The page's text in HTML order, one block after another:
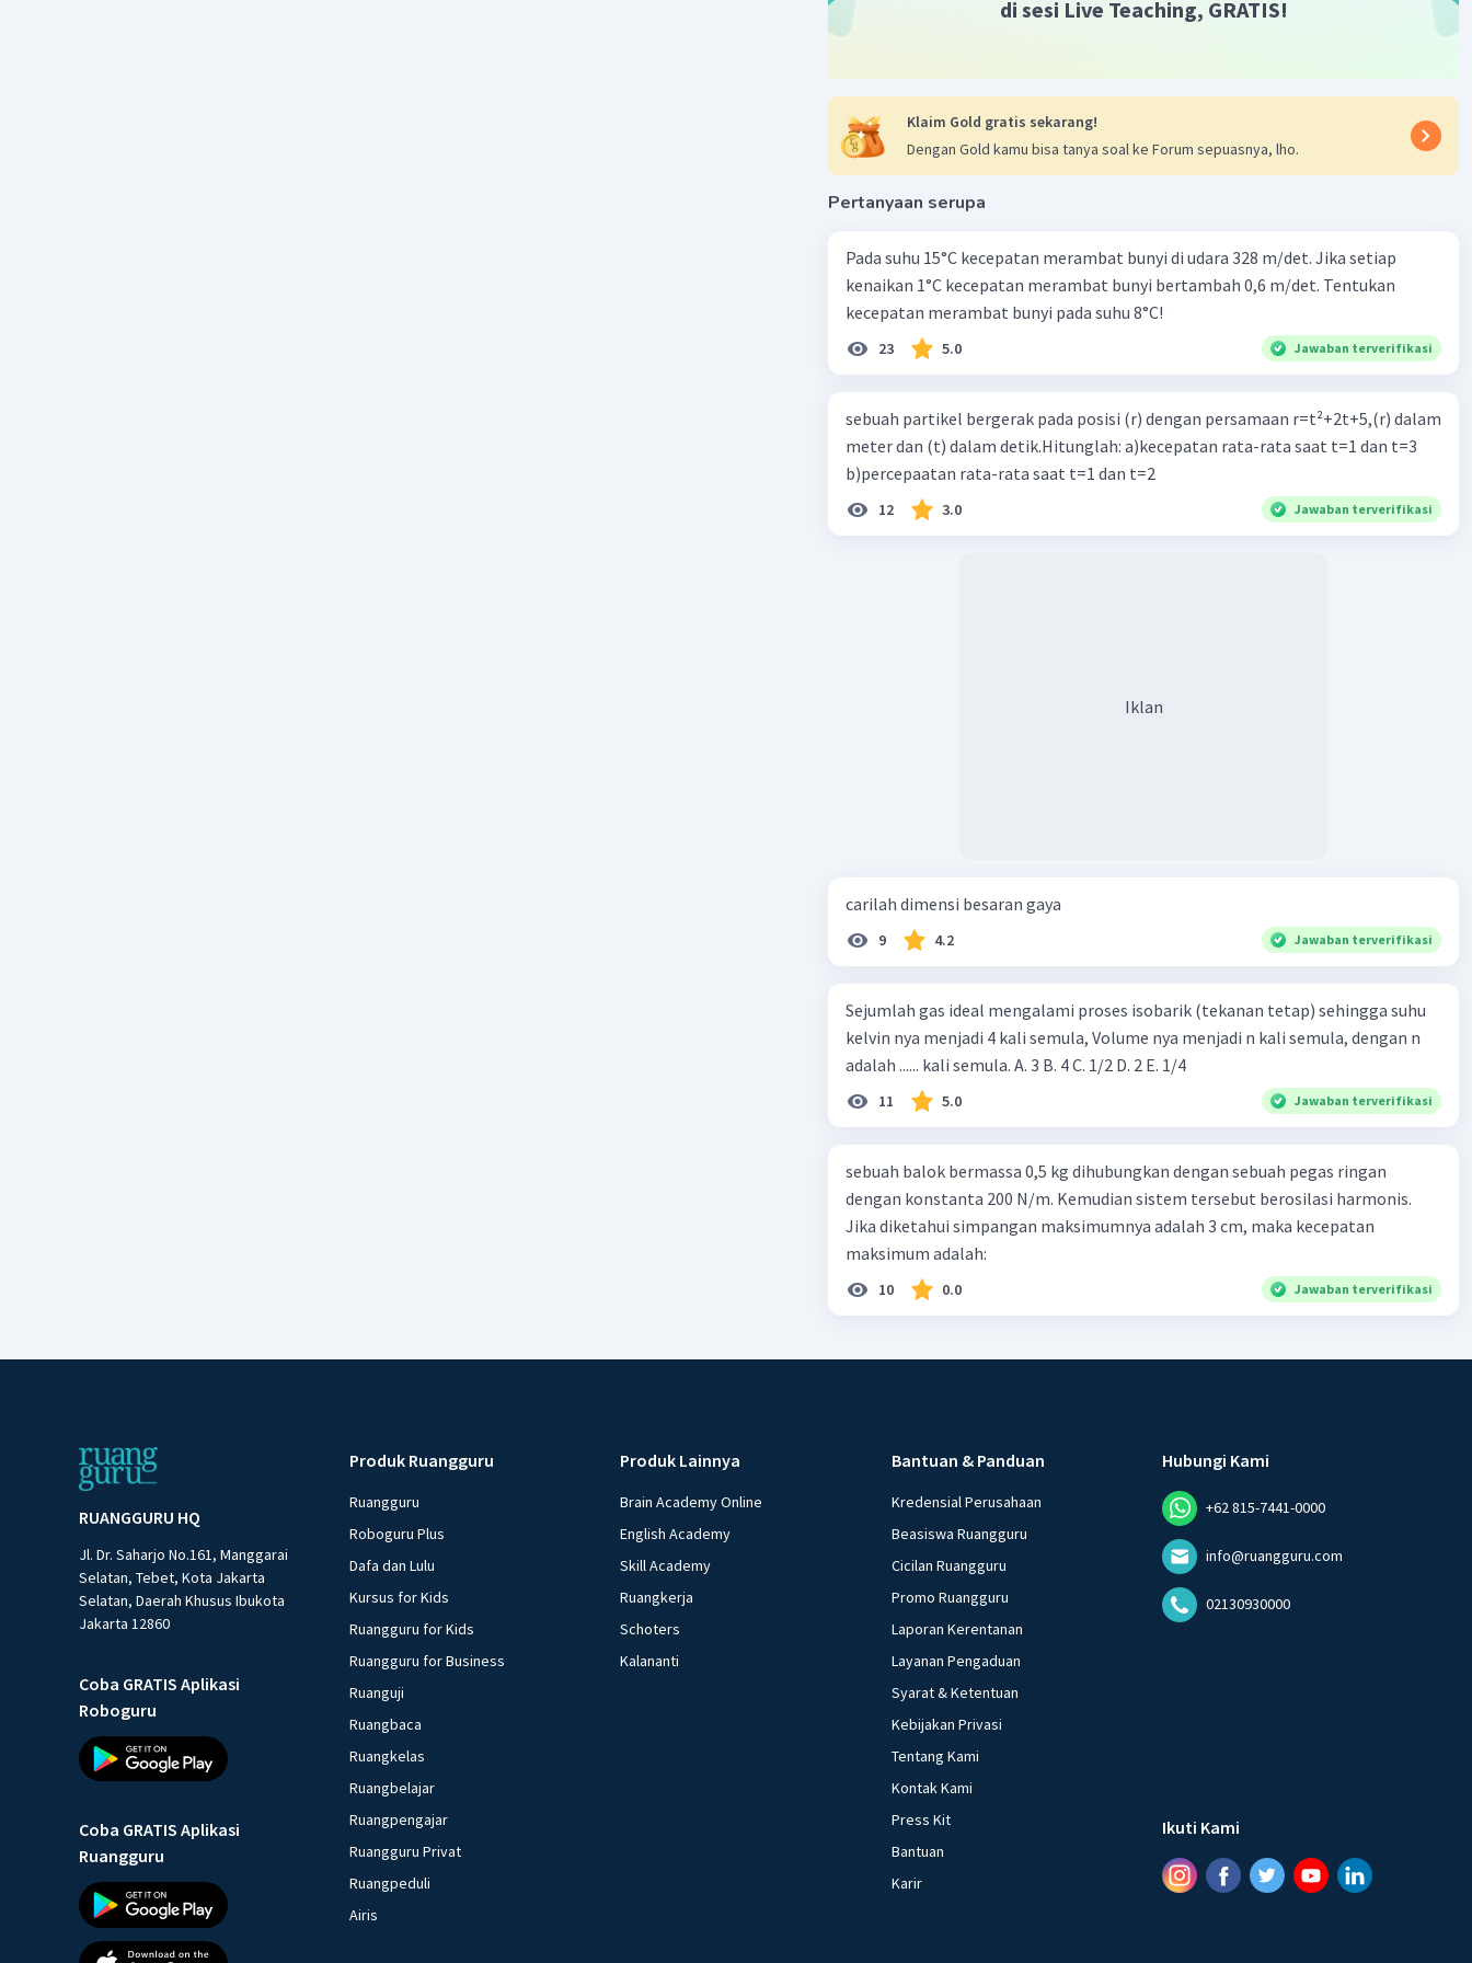
di sesi Live Teaching, GRATIS!
Klaim Gold gratis sekarang!
Dengan Gold kamu bisa tanya soal ke Forum sepuasnya, lho.
Pertanyaan serupa
Pada suhu 15°C kecepatan merambat bunyi di udara 328 m/det. Jika setiap
kenaikan 1°C kecepatan merambat bunyi bertambah 0,6 m/det. Tentukan
kecepatan merambat bunyi pada suhu 8°C!
23 5.0 Jawaban terverifikasi
sebuah partikel bergerak pada posisi (r) dengan persamaan r=t²+2t+5,(r) dalam
meter dan (t) dalam detik.Hitunglah: a)kecepatan rata-rata saat t=1 dan t=3
b)percepaatan rata-rata saat t=1 dan t=2
12 3.0 Jawaban terverifikasi
Iklan
carilah dimensi besaran gaya
9 4.2 Jawaban terverifikasi
Sejumlah gas ideal mengalami proses isobarik (tekanan tetap) sehingga suhu
kelvin nya menjadi 4 kali semula, Volume nya menjadi n kali semula, dengan n
adalah ...... kali semula. A. 3 B. 4 C. 1/2 D. 2 E. 1/4
11 5.0 Jawaban terverifikasi
sebuah balok bermassa 0,5 kg dihubungkan dengan sebuah pegas ringan
dengan konstanta 200 N/m. Kemudian sistem tersebut berosilasi harmonis.
Jika diketahui simpangan maksimumnya adalah 3 cm, maka kecepatan
maksimum adalah:
10 0.0 Jawaban terverifikasi
RUANGGURU HQ
Jl. Dr. Saharjo No.161, Manggarai
Selatan, Tebet, Kota Jakarta
Selatan, Daerah Khusus Ibukota
Jakarta 12860
Coba GRATIS Aplikasi
Roboguru
Coba GRATIS Aplikasi
Ruangguru
Produk Ruangguru
Ruangguru
Roboguru Plus
Dafa dan Lulu
Kursus for Kids
Ruangguru for Kids
Ruangguru for Business
Ruanguji
Ruangbaca
Ruangkelas
Ruangbelajar
Ruangpengajar
Ruangguru Privat
Ruangpeduli
Airis
Produk Lainnya
Brain Academy Online
English Academy
Skill Academy
Ruangkerja
Schoters
Kalananti
Bantuan & Panduan
Kredensial Perusahaan
Beasiswa Ruangguru
Cicilan Ruangguru
Promo Ruangguru
Laporan Kerentanan
Layanan Pengaduan
Syarat & Ketentuan
Kebijakan Privasi
Tentang Kami
Kontak Kami
Press Kit
Bantuan
Karir
Hubungi Kami
+62 815-7441-0000
info@ruangguru.com
02130930000
Ikuti Kami